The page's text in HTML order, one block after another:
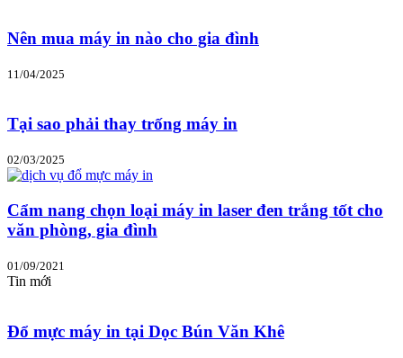
Nên mua máy in nào cho gia đình
11/04/2025
Tại sao phải thay trống máy in
02/03/2025
Cẩm nang chọn loại máy in laser đen trắng tốt cho
văn phòng, gia đình
01/09/2021
Tin mới
Đổ mực máy in tại Dọc Bún Văn Khê